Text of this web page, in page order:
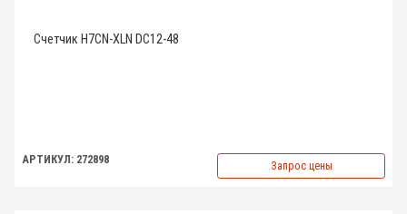
Счетчик H7CN-XLN DC12-48
АРТИКУЛ: 272898 Запрос цены